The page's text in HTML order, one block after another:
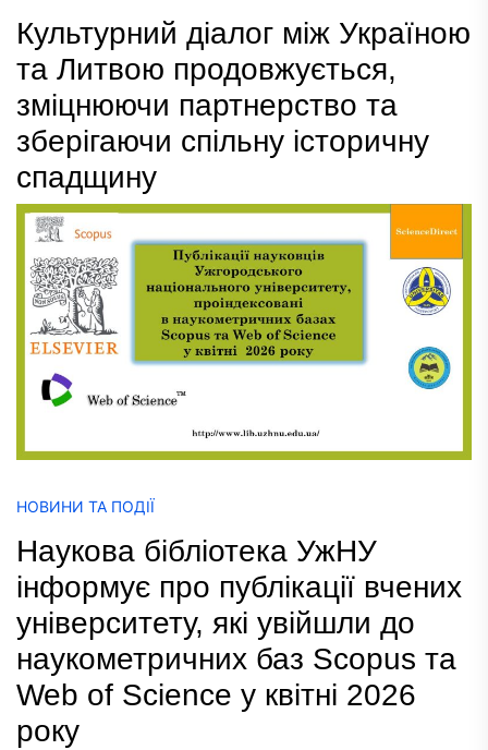
Культурний діалог між Україною
та Литвою продовжується,
зміцнюючи партнерство та
зберігаючи спільну історичну
спадщину
НОВИНИ ТА ПОДІЇ
Наукова бібліотека УжНУ
інформує про публікації вчених
університету, які увійшли до
наукометричних баз Scopus та
Web of Science у квітні 2026
року